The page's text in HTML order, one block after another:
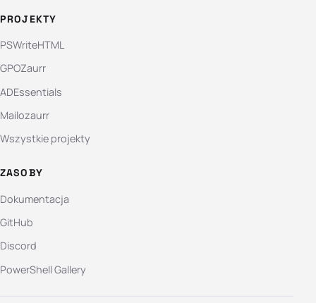
PROJEKTY
PSWriteHTML
GPOZaurr
ADEssentials
Mailozaurr
Wszystkie projekty
ZASOBY
Dokumentacja
GitHub
Discord
PowerShell Gallery